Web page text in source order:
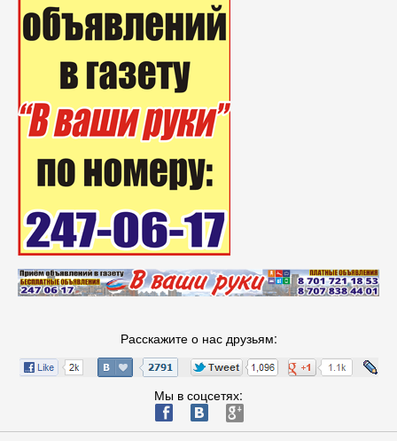
Расскажите о нас друзьям:
Мы в соцсетях:
ä æ è